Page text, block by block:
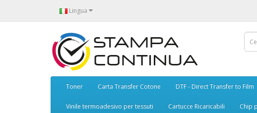
Lingua
Toner Carta Transfer Cotone DTF - Direct Transfer to Film
Vinile termoadesivo per tessuti Cartucce Ricaricabili Chip